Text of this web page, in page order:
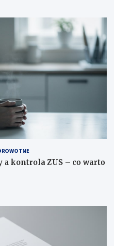
kontrola ZUS – co warto